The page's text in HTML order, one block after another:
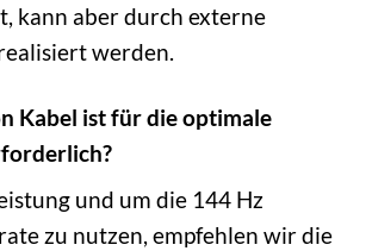
kann aber durch externe
werden.
Kabel ist für die optimale
und um die 144 Hz
zu nutzen, empfehlen wir die